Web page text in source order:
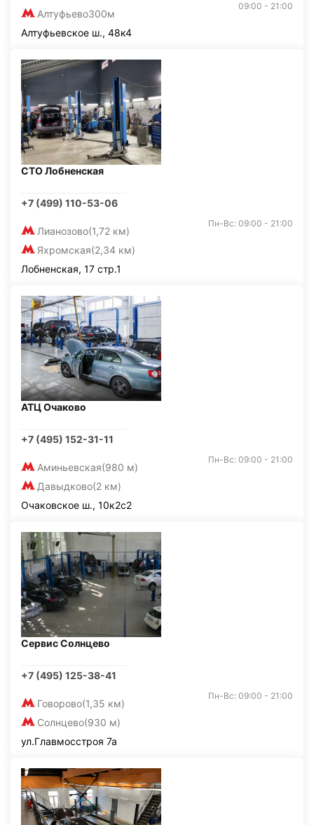
Алтуфьево300м
09:00 - 21:00
Алтуфьевское ш., 48к4
СТО Лобненская
+7 (499) 110-53-06
Лианозово(1,72 км)
Яхромская(2,34 км)
Пн-Вс: 09:00 - 21:00
Лобненская, 17 стр.1
АТЦ Очаково
+7 (495) 152-31-11
Аминьевская(980 м)
Давыдково(2 км)
Пн-Вс: 09:00 - 21:00
Очаковское ш., 10к2с2
Сервис Солнцево
+7 (495) 125-38-41
Говорово(1,35 км)
Солнцево(930 м)
Пн-Вс: 09:00 - 21:00
ул.Главмосстроя 7а